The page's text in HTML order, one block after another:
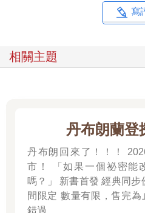
寫
相關主題
丹布朗蘭登
丹布朗回來了！！！
市！ 「如果一個祕密能
嗎？」 新書首發 經典同步優惠 限時開搶 書展期
間限定 數量有限，售完
錯過